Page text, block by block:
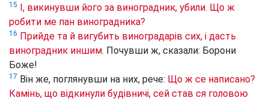
15
І, викинувши його за виноградник, убили. Що ж
робити ме пан виноградника?
16 Прийде та й вигубить виноградарів сих, і дасть
виноградник иншим. Почувши ж, сказали: Борони
Боже!
17 Він же, поглянувши на них, рече: Що ж се написано?
Камінь, що відкинули будівничі, сей став ся головою